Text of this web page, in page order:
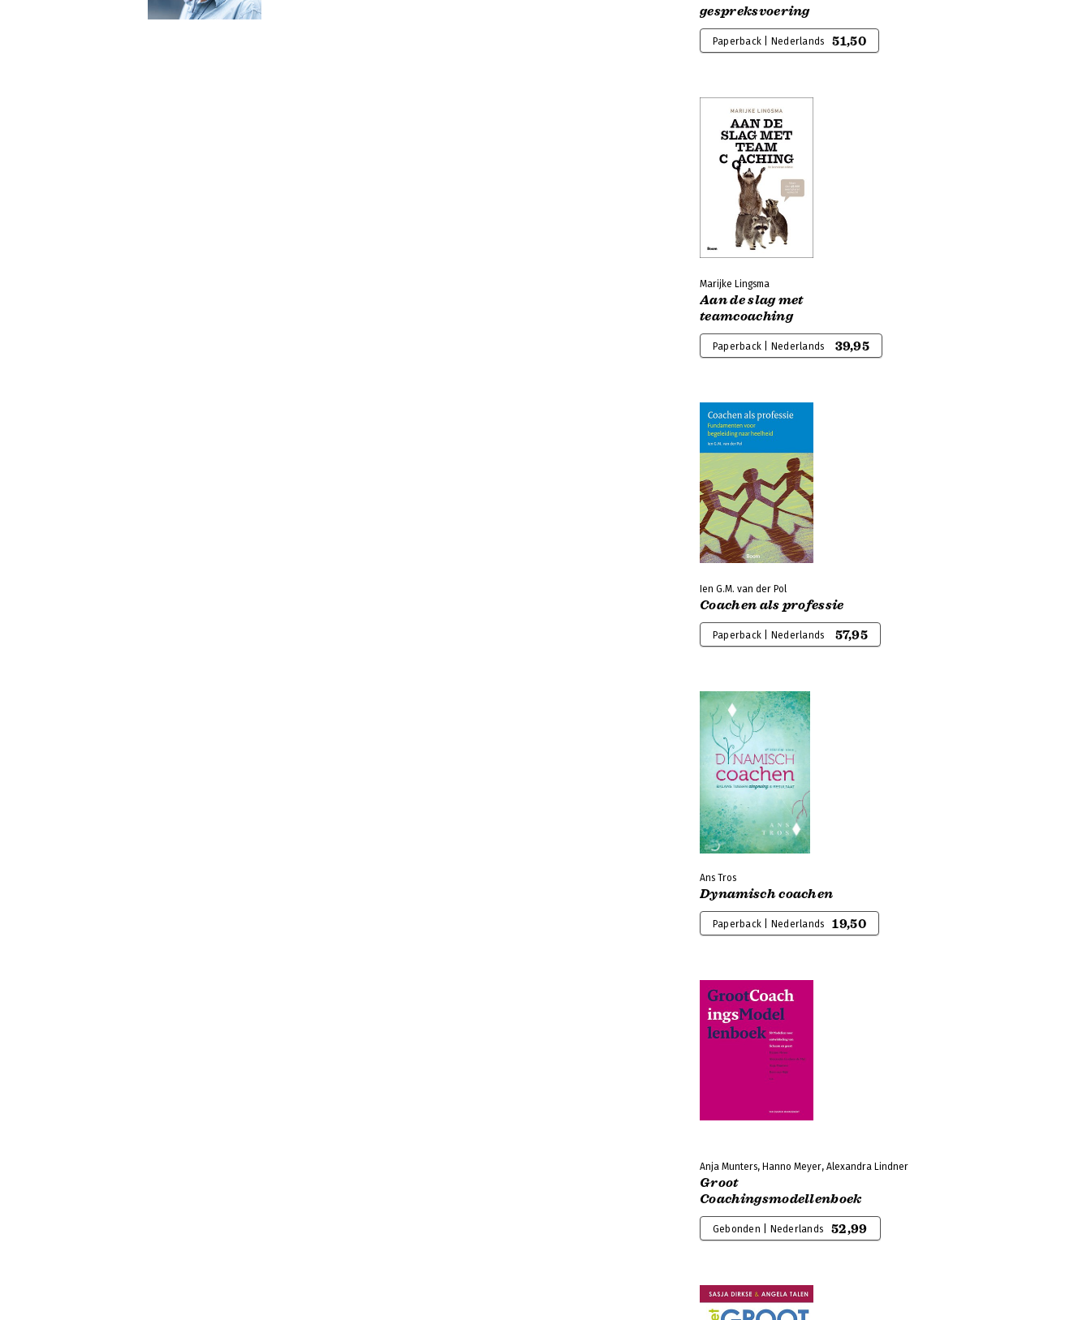
gespreksvoering
Paperback | Nederlands 51,50
Marijke Lingsma
Aan de slag met
teamcoaching
Paperback | Nederlands 39,95
Ien G.M. van der Pol
Coachen als professie
Paperback | Nederlands 57,95
Ans Tros
Dynamisch coachen
Paperback | Nederlands 19,50
Anja Munters, Hanno Meyer, Alexandra Lindner
Groot
Coachingsmodellenboek
Gebonden | Nederlands 52,99